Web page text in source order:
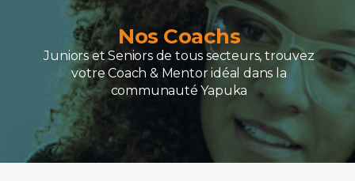
Nos Coachs
Juniors et Seniors de tous secteurs, trouvez
votre Coach & Mentor idéal dans la
communauté Yapuka